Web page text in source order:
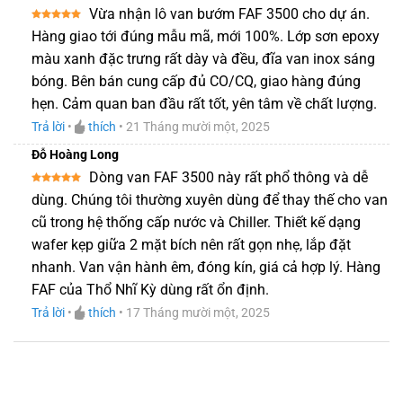
Được xếp
hạng 55
Vừa nhận lô van bướm FAF 3500 cho dự án.
Hàng giao tới đúng mẫu mã, mới 100%. Lớp sơn epoxy
màu xanh đặc trưng rất dày và đều, đĩa van inox sáng
bóng. Bên bán cung cấp đủ CO/CQ, giao hàng đúng
hẹn. Cảm quan ban đầu rất tốt, yên tâm về chất lượng.
Trả lời • thích • 21 Tháng mười một, 2025
Đỗ Hoàng Long
Được xếp
hạng55
Dòng van FAF 3500 này rất phổ thông và dễ
dùng. Chúng tôi thường xuyên dùng để thay thế cho van
cũ trong hệ thống cấp nước và Chiller. Thiết kế dạng
wafer kẹp giữa 2 mặt bích nên rất gọn nhẹ, lắp đặt
nhanh. Van vận hành êm, đóng kín, giá cả hợp lý. Hàng
FAF của Thổ Nhĩ Kỳ dùng rất ổn định.
Trả lời • thích • 17 Tháng mười một, 2025